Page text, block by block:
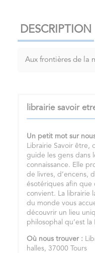
DESCRIPTION
Aux frontières de la
librairie savoir
Un petit mot sur
Librairie Savoir être,
guide les gens dans
connaissance. Elle
de livres, d’encens,
ésotériques afin que
convient. La librairie
du monde vous
découvrir un lieu
philosophal qu’est
Où nous trouver :
halles, 37000 Tours